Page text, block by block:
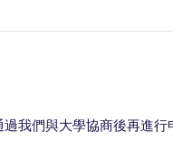
我們與大學協商後再進